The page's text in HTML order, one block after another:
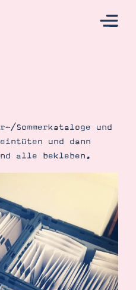
Sommerkataloge und
und dann
alle bekleben.